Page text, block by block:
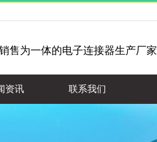
售为一体的电子连接器生产厂家
资讯 联系我们